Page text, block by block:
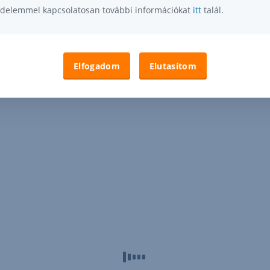
kapcsolatosan további információkat itt talál.
Elfogadom Elutasítom